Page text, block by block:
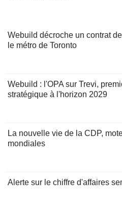
Webuild décroche un contrat
le métro de Toronto
Webuild : l'OPA sur Trevi,
stratégique à l'horizon 2029
La nouvelle vie de la CDP,
mondiales
Alerte sur le chiffre d'affaires